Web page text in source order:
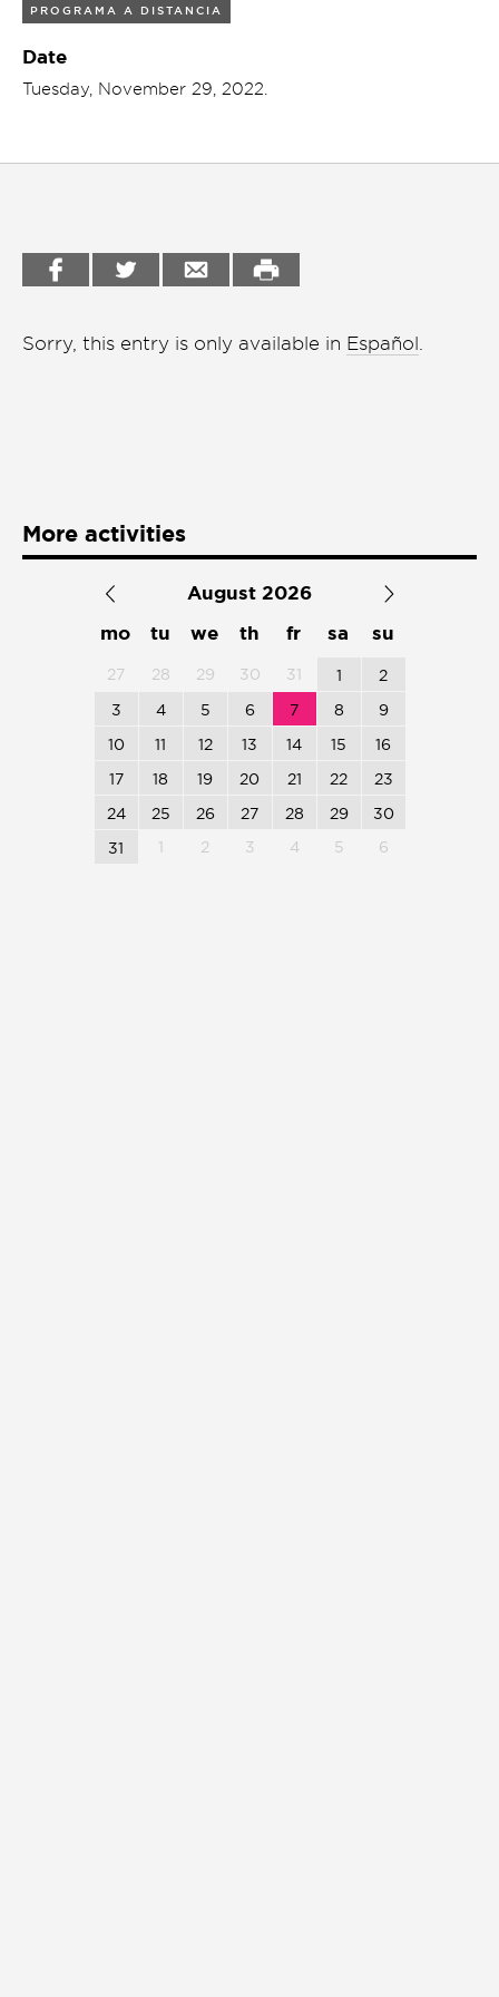
Garden
charla
Cineclub
Conferencias
Lideres 2026
Liga de debate
Presentación de libro
PROGRAMA A DISTANCIA
Date
Tuesday, November 29, 2022.
Sorry, this entry is only available in Español
More activities
August 2026
mo
tu we th fr sa su
27 28 29 30 31 1
2
3
4 5 6 7 8
9
10
11 12 13 14 15
16
17
18 19 20 21 22
23
24
25 26 27 28 29
30
31
1 2 3 4 5 6